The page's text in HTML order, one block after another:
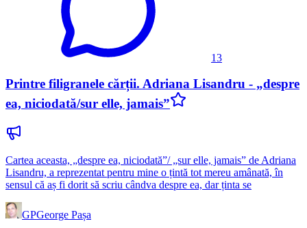
13
Printre filigranele cărții. Adriana Lisandru - „despre
ea, niciodată/sur elle, jamais”
Cartea aceasta, „despre ea, niciodată”/ „sur elle, jamais” de Adriana
Lisandru, a reprezentat pentru mine o țintă tot mereu amânată, în
sensul că aș fi dorit să scriu cândva despre ea, dar ținta se
GPGeorge Pașa